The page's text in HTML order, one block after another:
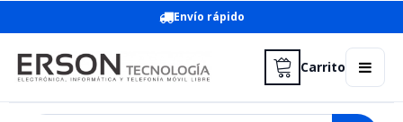
Envío rápido
Carrito